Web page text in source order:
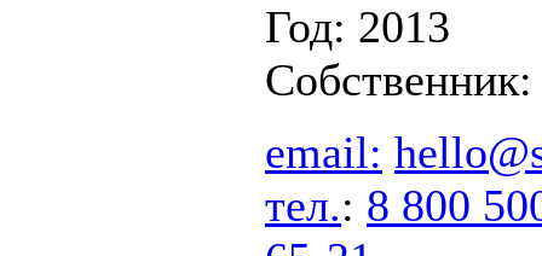
Год: 2013
email:
тел.: 8 800